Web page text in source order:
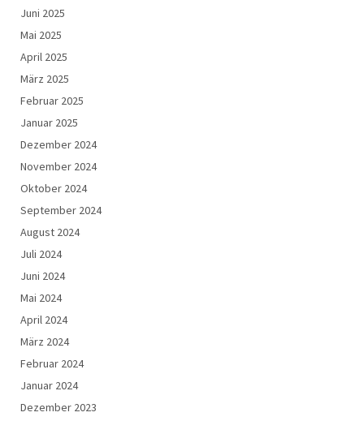
Juni 2025
Mai 2025
April 2025
März 2025
Februar 2025
Januar 2025
Dezember 2024
November 2024
Oktober 2024
September 2024
August 2024
Juli 2024
Juni 2024
Mai 2024
April 2024
März 2024
Februar 2024
Januar 2024
Dezember 2023